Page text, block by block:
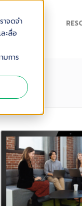
าจดจำ
ะสื่อ
มการ
& SUPPORT